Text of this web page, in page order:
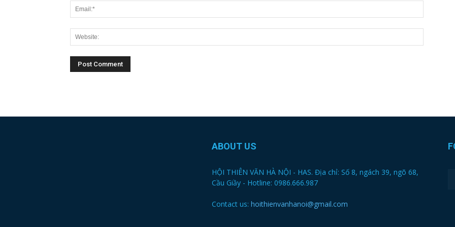
ABOUT US
HỘI THIÊN VĂN HÀ NỘI - HAS. Địa chỉ: Số 8, ngách 39, ngõ 68,
Cầu Giầy - Hotline: 0986.666.987
Contact us: hoithienvanhanoi@gmail.com